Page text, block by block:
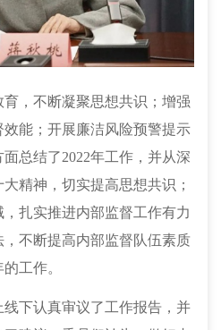
，不断凝聚思想共识；增强
能；开展廉洁风险预警提示
总结了2022年工作，并从深
精神，切实提高思想共识；
扎实推进内部监督工作有力
不断提高内部监督队伍素质
的工作。
下认真审议了工作报告，并